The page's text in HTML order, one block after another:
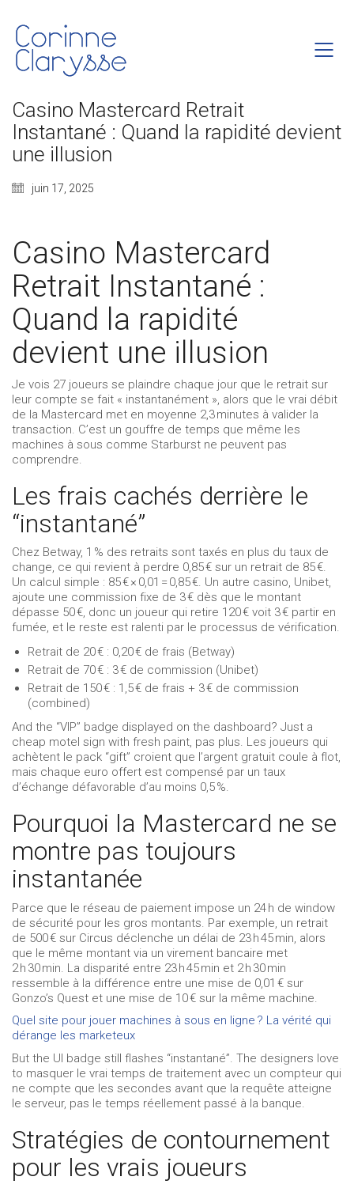
Casino Mastercard Retrait
Instantané : Quand la rapidité devient
une illusion
juin 17, 2025
Casino Mastercard
Retrait Instantané :
Quand la rapidité
devient une illusion
Je vois 27 joueurs se plaindre chaque jour que le retrait sur
leur compte se fait « instantanément », alors que le vrai débit
de la Mastercard met en moyenne 2,3 minutes à valider la
transaction. C’est un gouffre de temps que même les
machines à sous comme Starburst ne peuvent pas
comprendre.
Les frais cachés derrière le
“instantané”
Chez Betway, 1 % des retraits sont taxés en plus du taux de
change, ce qui revient à perdre 0,85 € sur un retrait de 85 €.
Un calcul simple : 85 € × 0,01 = 0,85 €. Un autre casino, Unibet,
ajoute une commission fixe de 3 € dès que le montant
dépasse 50 €, donc un joueur qui retire 120 € voit 3 € partir en
fumée, et le reste est ralenti par le processus de vérification.
Retrait de 20 € : 0,20 € de frais (Betway)
Retrait de 70 € : 3 € de commission (Unibet)
Retrait de 150 € : 1,5 € de frais + 3 € de commission
(combined)
And the “VIP” badge displayed on the dashboard? Just a
cheap motel sign with fresh paint, pas plus. Les joueurs qui
achètent le pack “gift” croient que l’argent gratuit coule à flot,
mais chaque euro offert est compensé par un taux
d’échange défavorable d’au moins 0,5 %.
Pourquoi la Mastercard ne se
montre pas toujours
instantanée
Parce que le réseau de paiement impose un 24 h de window
de sécurité pour les gros montants. Par exemple, un retrait
de 500 € sur Circus déclenche un délai de 23 h 45 min, alors
que le même montant via un virement bancaire met
2 h 30 min. La disparité entre 23 h 45 min et 2 h 30 min
ressemble à la différence entre une mise de 0,01 € sur
Gonzo’s Quest et une mise de 10 € sur la même machine.
Quel site pour jouer machines à sous en ligne ? La vérité qui
dérange les marketeux
But the UI badge still flashes “instantané”. The designers love
to masquer le vrai temps de traitement avec un compteur qui
ne compte que les secondes avant que la requête atteigne
le serveur, pas le temps réellement passé à la banque.
Stratégies de contournement
pour les vrais joueurs